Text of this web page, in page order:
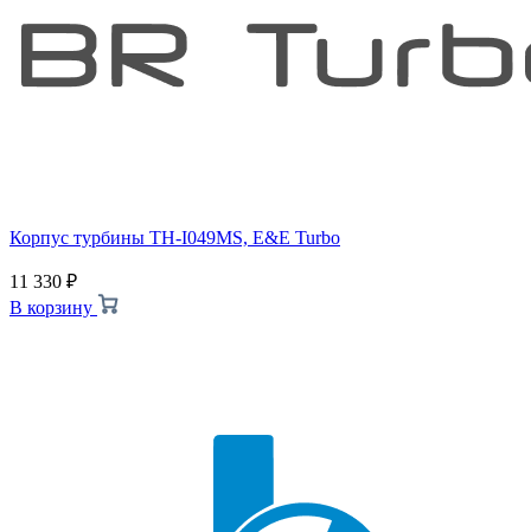
Корпус турбины TH-I049MS, E&E Turbo
11 330 ₽
В корзину